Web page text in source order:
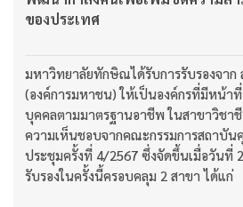
ของประเทศ
มหาวิทยาลัยทักษิณได้รับการรับรองจา
(องค์การมหาชน) ให้เป็นองค์กรที่มีหน้าที่
บุคคลตามมาตรฐานอาชีพ ในสาขาวิชาชี
ความเห็นชอบจากคณะกรรมการสถาบั
ประชุมครั้งที่ 4/2567 ซึ่งจัดขึ้นเมื่อวันที่
รับรองในครั้งนี้ครอบคลุม 2 สาขา ได้แก่